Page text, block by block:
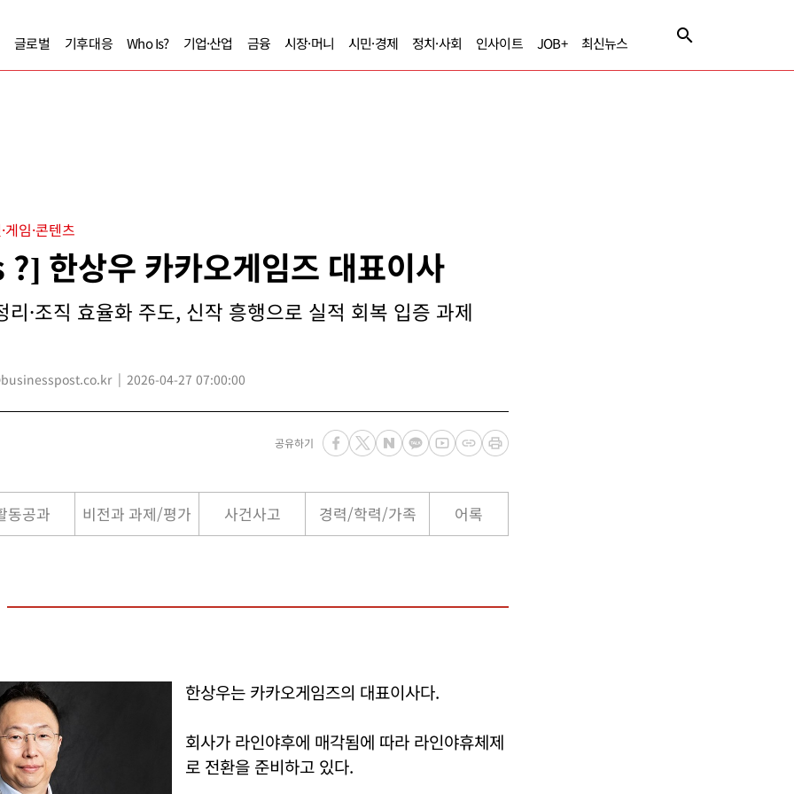
글로벌 기후대응 Who Is? 기업·산업 금융 시장·머니 시민·경제 정치·사회 인사이트 JOB+ 최신뉴스
임·콘텐츠
한상우 카카오게임즈 대표이사
리·조직 효율화 주도, 신작 흥행으로 실적 회복 입증 과제
2026-04-27 07:00:00
공유하기
동공과 비전과 과제/평가 사건사고 경력/학력/가족 어록
한상우는 카카오게임즈의 대표이사다.
회사가 라인야후에 매각됨에 따라 라인야휴체제
로 전환을 준비하고 있다.